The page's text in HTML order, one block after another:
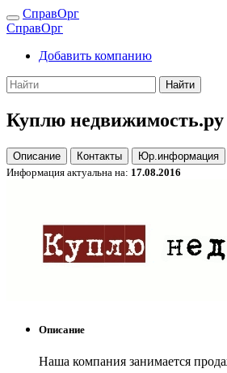
СправОрг
СправОрг
Добавить компанию
Найти
Куплю недвижимость.ру
Описание Контакты
Юр.информация
Информация актуальна на: 17.08.2016
Описание
Наша компания занимается